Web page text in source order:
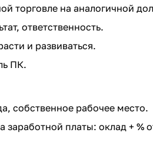
торговле на аналогичной
ответственность.
и развиваться.
ПК.
собственное рабочее место.
заработной платы: оклад +